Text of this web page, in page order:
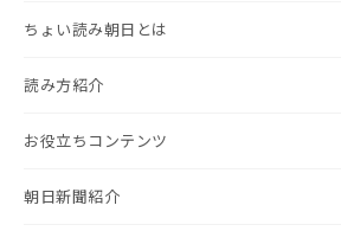
ちょい読み朝日とは
読み方紹介
お役立ちコンテンツ
朝日新聞紹介